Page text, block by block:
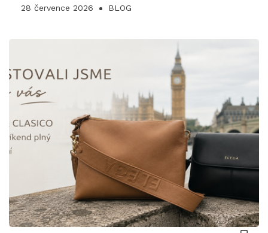
28 července 2026 BLOG